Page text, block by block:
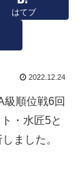
はてブ
2022.12.24
級順位戦6回
・水匠5と
ました。